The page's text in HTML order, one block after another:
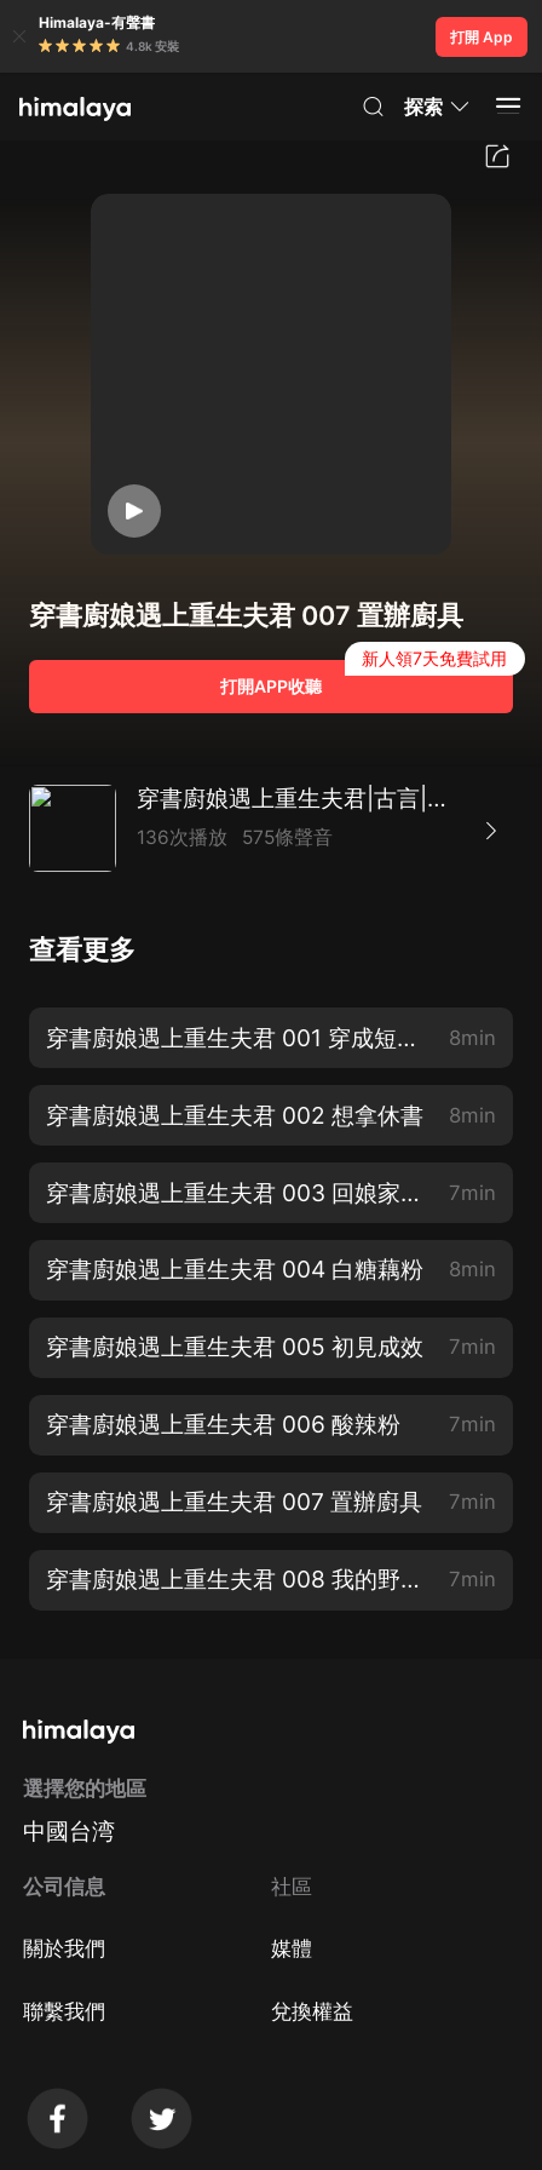
Himalaya-有聲書
4.8k 安裝
打開 App
探索
穿書廚娘遇上重生夫君 007 置辦廚具
打開APP收聽
新人領7天免費試用
穿書廚娘遇上重生夫君|古言|穿書|甜寵
136次播放 575條聲音
查看更多
穿書廚娘遇上重生夫君 001 穿成短命鬼 8min
穿書廚娘遇上重生夫君 002 想拿休書 8min
穿書廚娘遇上重生夫君 003 回娘家探母 7min
穿書廚娘遇上重生夫君 004 白糖藕粉 8min
穿書廚娘遇上重生夫君 005 初見成效 7min
穿書廚娘遇上重生夫君 006 酸辣粉 7min
穿書廚娘遇上重生夫君 007 置辦廚具 7min
穿書廚娘遇上重生夫君 008 我的野蠻婆婆 7min
選擇您的地區
中國台湾
公司信息
關於我們
聯繫我們
社區
媒體
兌換權益